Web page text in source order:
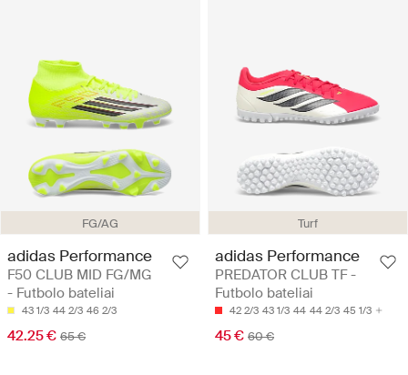
FG/AG
adidas Performance
F50 CLUB MID FG/MG
- Futbolo bateliai
43 1/3 44 2/3 46 2/3
42.25 € 65 €
Turf
adidas Performance
PREDATOR CLUB TF -
Futbolo bateliai
42 2/3 43 1/3 44 44 2/3 45 1/3
45 € 60 €